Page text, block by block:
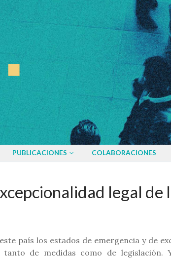
PUBLICACIONES COLABORACIONES
legal de
país los estados de emergencia y de
de medidas como de legislación.